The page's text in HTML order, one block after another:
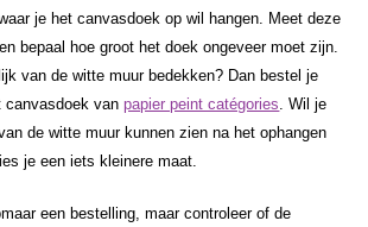
je het canvasdoek op wil hangen. Meet deze
bepaal hoe groot het doek ongeveer moet zijn.
van de witte muur bedekken? Dan bestel je
canvasdoek vanpapier peint catégories. Wil je
de witte muur kunnen zien na het ophangen
je een iets kleinere maat.
een bestelling, maar controleer of de